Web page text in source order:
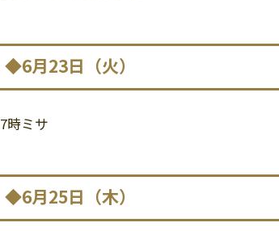
◆6月23日（火）
7時ミサ
◆6月25日（木）